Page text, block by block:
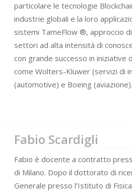
particolare le tecnologie
industrie globali e la loro
sistemi TameFlow ®, approccio
settori ad alta intensità di
con grande successo in iniziative
come Wolters-Kluwer (servizi di
(automotive) e Boeing (aviazione).
Fabio Scardigli
Fabio è docente a contratto
di Milano. Dopo il dottorato di
Generale presso l’Istituto di